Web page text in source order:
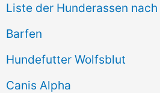
n
n
a
c
Liste der Hunderassen nach
Barfen
Hundefutter Wolfsblut
Canis Alpha